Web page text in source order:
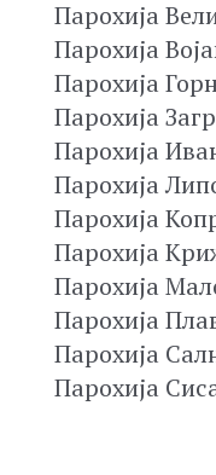
Парохија
Парохија
Парохија
Парохија
Парохија
Парохија
Парохија
Парохија
Парохија
Парохија
Парохија
Парохија